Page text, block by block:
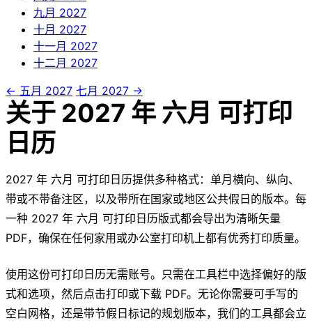
九月 2027
十月 2027
十一月 2027
十二月 2027
← 五月 2027 七月 2027 →
关于 2027 年 六月 可打印
日历
2027 年 六月 可打印日历提供多种格式：单月横向、纵向、
带或不带备注区，以及带所在国家或地区公共假日的版本。每
一种 2027 年 六月 可打印日历版式都会导出为清晰矢量
PDF，确保在任何家用或办公室打印机上都有优秀打印质量。
使用这份可打印日历无需账号。只需在工具栏中选择偏好的版
式和选项，然后点击打印或下载 PDF。无论你需要可手写的
空白网格，还是带节假日标记的规划版本，我们的工具都会立